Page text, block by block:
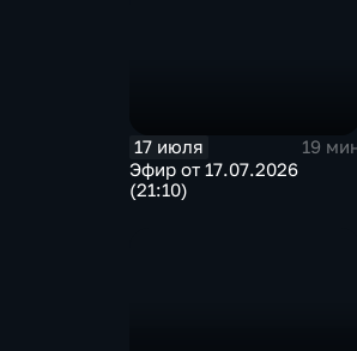
17 июля
19
Эфир от 17.07.2026
(21:10)